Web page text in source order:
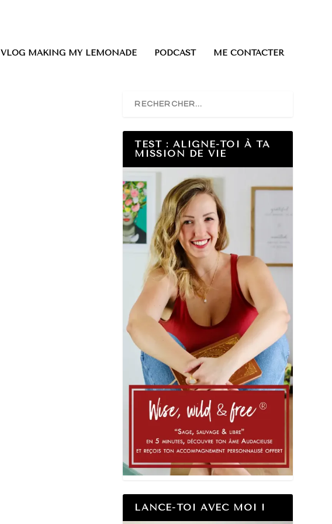
VLOG MAKING MY LEMONADE PODCAST ME CONTACTER
TEST : ALIGNE-TOI À TA
MISSION DE VIE
LANCE-TOI AVEC MOI !